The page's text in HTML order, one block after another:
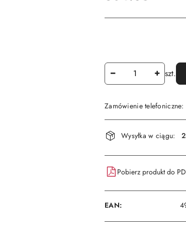
Ilość szt.
Zamówienie
Dostępność
i
dostawa
Wysyłka w ciągu:
Pobierz produkt do
EAN: